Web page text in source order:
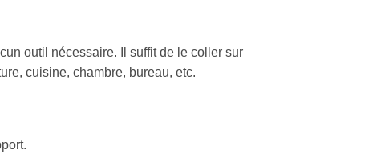
outil nécessaire. Il suffit de le coller sur
cuisine, chambre, bureau, etc.